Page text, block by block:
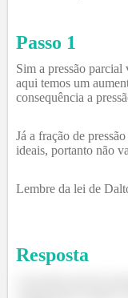
Passo 1
Sim a pressão parcial
aqui temos um
consequência a
Já a fração de
ideais, portanto não
Lembre da lei de
Resposta